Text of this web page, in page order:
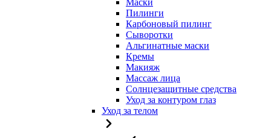
Маски
Пилинги
Карбоновый пилинг
Сыворотки
Альгинатные маски
Кремы
Макияж
Массаж лица
Солнцезащитные средства
Уход за контуром глаз
Уход за телом